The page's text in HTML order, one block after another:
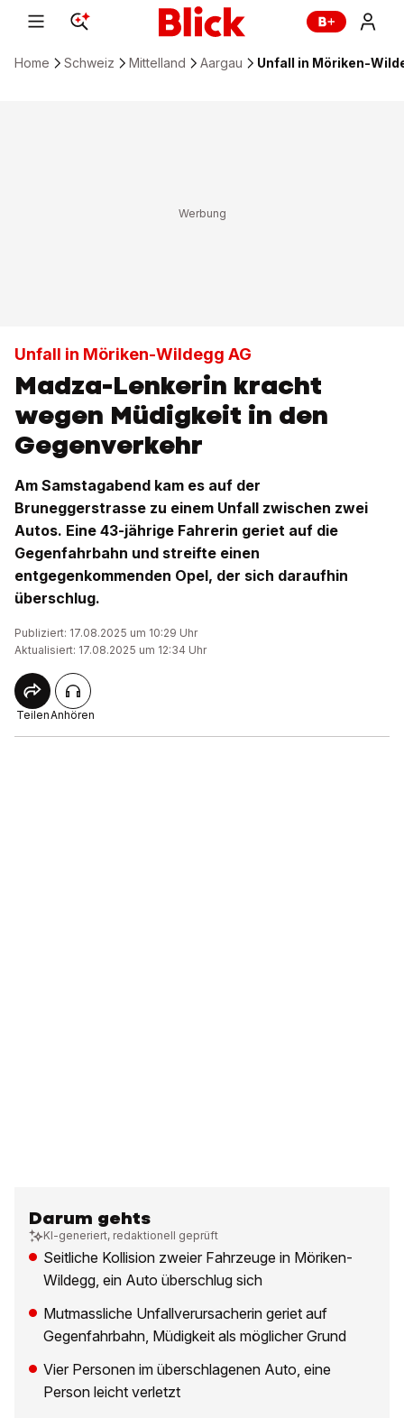
Home Schweiz Mittelland Aargau Unfall in Möriken-
Unfall in Möriken-Wildegg AG
Madza-Lenkerin kracht
wegen Müdigkeit in den
Gegenverkehr
Am Samstagabend kam es auf der
Bruneggerstrasse zu einem Unfall zwischen zwei
Autos. Eine 43-jährige Fahrerin geriet auf die
Gegenfahrbahn und streifte einen
entgegenkommenden Opel, der sich daraufhin
überschlug.
Publiziert: 17.08.2025 um 10:29 Uhr
Aktualisiert: 17.08.2025 um 12:34 Uhr
TeilenAnhören
Darum gehts
KI-generiert, redaktionell geprüft
Seitliche Kollision zweier Fahrzeuge in Möriken-
Wildegg, ein Auto überschlug sich
Mutmassliche Unfallverursacherin geriet auf
Gegenfahrbahn, Müdigkeit als möglicher Grund
Vier Personen im überschlagenen Auto, eine
Person leicht verletzt